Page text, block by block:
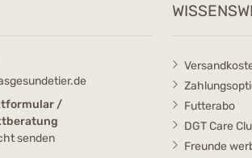
/
senden
Futterabo
DGT Care
Freunde